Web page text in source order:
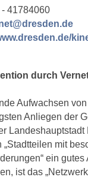
41784060
durch
Aufwachsen
Anliegen der
Landeshauptstadt
„Stadtteilen mit
ein
ist das